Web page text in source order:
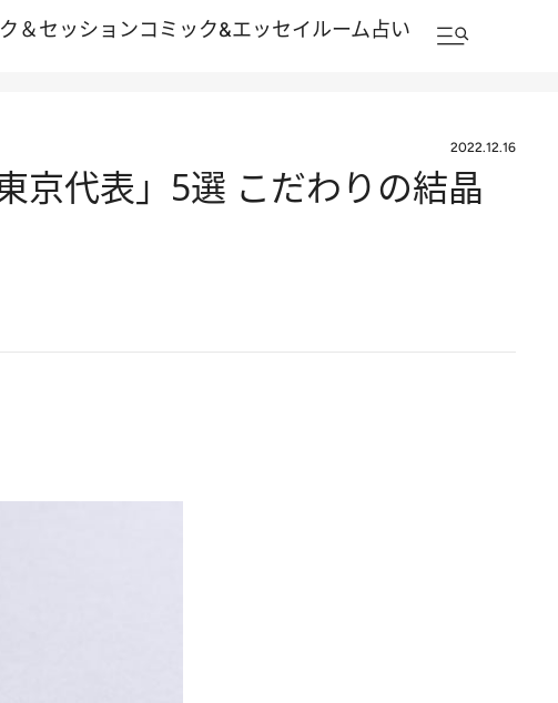
＆セッションコミック&エッセイルーム占い
2022.12.16
京代表」5選 こだわりの結晶